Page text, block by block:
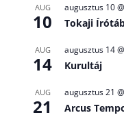
AUG
10
augusztus 10
Tokaji
AUG
14
augusztus 14
Kurultáj
AUG
21
augusztus 21
Arcus